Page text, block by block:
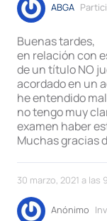
ABGA
Buenas tardes,
en relación con
de un título NO
acordado en un
he entendido
no tengo muy
examen haber
Muchas gracias
30 marzo, 2021 a las
Anónimo